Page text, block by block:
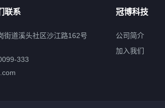
联系
街道溪头社区沙江路162号
333
冠博科技
公司简介
加入我们